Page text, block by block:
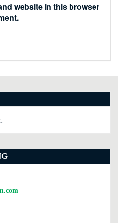
website in this browser